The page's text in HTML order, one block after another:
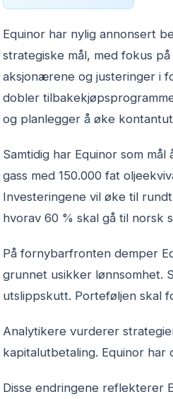
Equinor har nylig annonsert
strategiske mål, med fokus
aksjonærene og justeringer i
dobler
og planlegger å øke
Samtidig har Equinor som
gass med 150.000 fat
Investeringene vil øke til
hvorav 60 % skal gå til norsk
På fornybarfronten demper
grunnet usikker lønnsomhet.
utslippskutt. Porteføljen skal
Analytikere vurderer
kapitalutbetaling. Equinor
Disse endringene reflekterer